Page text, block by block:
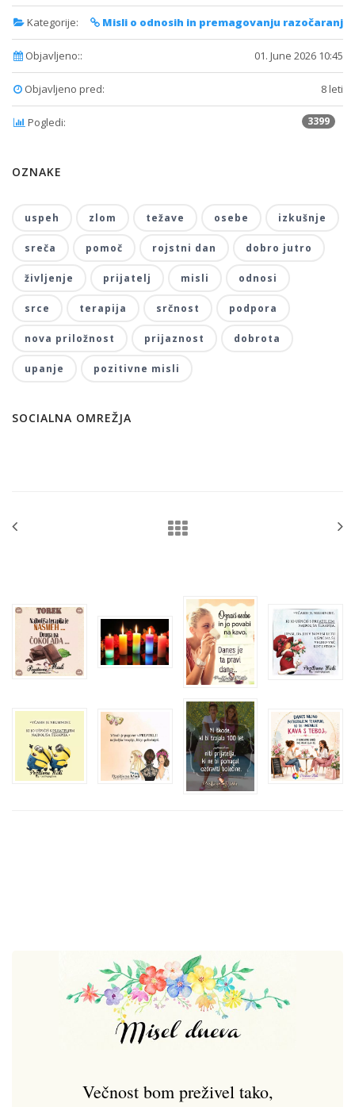
Kategorije: Misli o odnosih in premagovanju razočaranj
Objavljeno:: 01. June 2026 10:45
Objavljeno pred: 8 leti
Pogledi: 3399
OZNAKE
uspeh zlom težave osebe izkušnje
sreča pomoč rojstni dan dobro jutro
življenje prijatelj misli odnosi
srce terapija srčnost podpora
nova priložnost prijaznost dobrota
upanje pozitivne misli
SOCIALNA OMREŽJA
Večnost bom preživel tako,